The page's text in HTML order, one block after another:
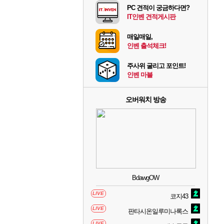
PC 견적이 궁금하다면?
IT인벤 견적게시판
매일매일,
인벤 출석체크!
주사위 굴리고 포인트!
인벤 마블
오버워치 방송
BdawgOW
LIVE 코지43
LIVE 판타시온일루미나록스